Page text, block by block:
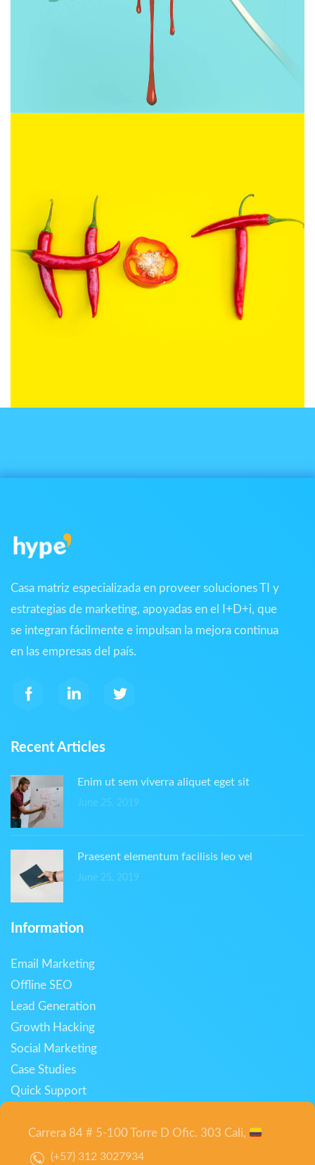
Casa matriz especializada en proveer soluciones TI y
estrategias de marketing, apoyadas en el I+D+i, que
se integran fácilmente e impulsan la mejora continua
en las empresas del país.
Recent Articles
Enim ut sem viverra aliquet eget sit
June 25, 2019
Praesent elementum facilisis leo vel
June 25, 2019
Information
Email Marketing
Offline SEO
Lead Generation
Growth Hacking
Social Marketing
Case Studies
Quick Support
Carrera 84 # 5-100 Torre D Ofic. 303 Cali,
(+57) 312 3027934